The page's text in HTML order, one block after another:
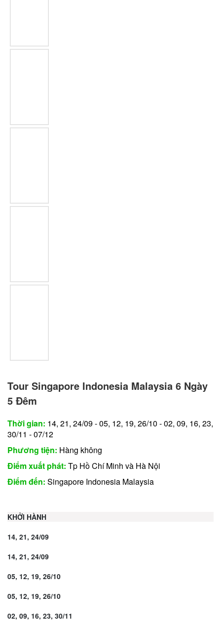
Tour Singapore Indonesia Malaysia 6 Ngày
5 Đêm
Thời gian: 14, 21, 24/09 - 05, 12, 19, 26/10 - 02, 09, 16, 23,
30/11 - 07/12
Phương tiện: Hàng không
Điểm xuất phát: Tp Hồ Chí Minh và Hà Nội
Điểm đến: Singapore Indonesia Malaysia
KHỞI HÀNH
14, 21, 24/09
14, 21, 24/09
05, 12, 19, 26/10
05, 12, 19, 26/10
02, 09, 16, 23, 30/11